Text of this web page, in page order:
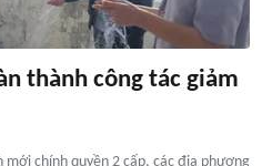
thành công tác giảm
mới chính quyền 2 cấp, các địa phương